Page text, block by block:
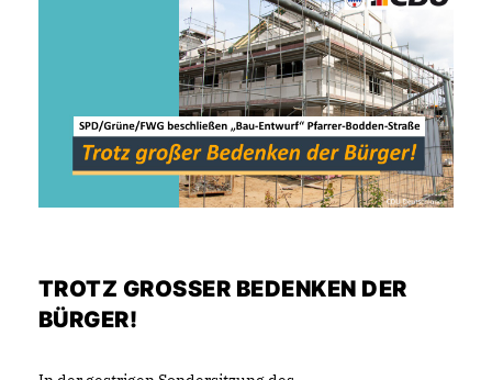
TROTZ GROSSER BEDENKEN DER B
ÜRGER!